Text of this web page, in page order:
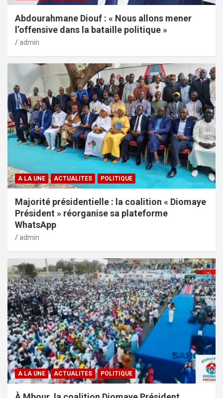
Abdourahmane Diouf : « Nous allons mener
l’offensive dans la bataille politique »
admin
A LA UNE ACTUALITES POLITIQUE
Majorité présidentielle : la coalition « Diomaye
Président » réorganise sa plateforme
WhatsApp
admin
A LA UNE ACTUALITES POLITIQUE